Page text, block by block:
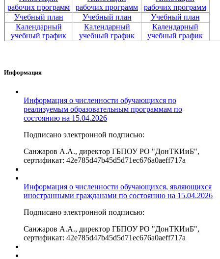
рабочих программ
рабочих программ
рабочих программ
Учебный план
Учебный план
Учебный план
Календарный
учебный график
Календарный
учебный график
Календарный
учебный график
Информация
Информация о численности обучающихся по
реализуемым образовательным программам по
состоянию на 15.04.2026
Подписано электронной подписью:
Санжаров А.А., директор ГБПОУ РО "ДонТКИиБ",
сертификат: 42e785d47b45d5d71ec676a0aeff717a
Информация о численности обучающихся, являющихся
иностранными гражданами по состоянию на 15.04.2026
Подписано электронной подписью:
Санжаров А.А., директор ГБПОУ РО "ДонТКИиБ",
сертификат: 42e785d47b45d5d71ec676a0aeff717a